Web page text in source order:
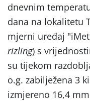
dnevnim
dana na lokalitetu
mjerni uređaj
rizling) s
su tijekom
o.g. zabilježena 3
izmjereno 16,4